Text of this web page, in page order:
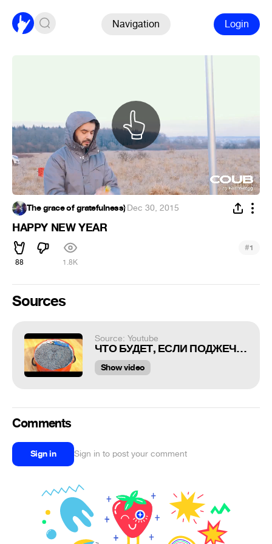
Navigation Login
The grace of gratefulness)·Dec 30, 2015
HAPPY NEW YEAR
88 1.8K
#1
Sources
Source: Youtube
ЧТО БУДЕТ, ЕСЛИ ПОДЖЕЧЬ 10 000 БЕНГАЛЬСКИХ ОГНЕЙ!
Show video
Comments
Sign in Sign in to post your comment